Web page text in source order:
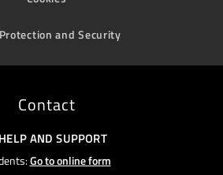
and Security
Contact
AND SUPPORT
Go to online form